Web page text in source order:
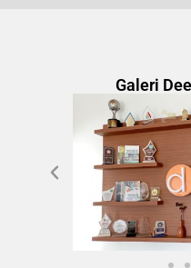
Galeri